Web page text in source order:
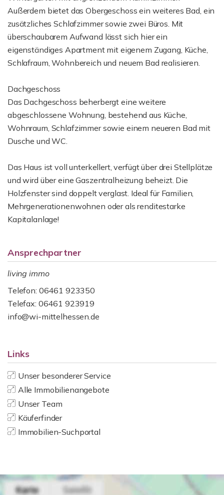
Außerdem bietet das Obergeschoss ein weiteres Bad, ein
zusätzliches Schlafzimmer sowie zwei Büros. Mit
überschaubarem Aufwand lässt sich hier ein
eigenständiges Apartment mit eigenem Zugang, Küche,
Schlafraum, Wohnbereich und neuem Bad realisieren.
Dachgeschoss
Das Dachgeschoss beherbergt eine weitere
abgeschlossene Wohnung, bestehend aus Küche,
Wohnraum, Schlafzimmer sowie einem neueren Bad mit
Dusche und WC.
Das Haus ist voll unterkellert, verfügt über drei Stellplätze
und wird über eine Gaszentralheizung beheizt. Die
Holzfenster sind doppelt verglast. Ideal für Familien,
Mehrgenerationenwohnen oder als renditestarke
Kapitalanlage!
Ansprechpartner
living immo
Telefon: 06461 923350
Telefax: 06461 923919
info@wi-mittelhessen.de
Links
Unser besonderer Service
Alle Immobilienangebote
Unser Team
Käuferfinder
Immobilien-Suchportal